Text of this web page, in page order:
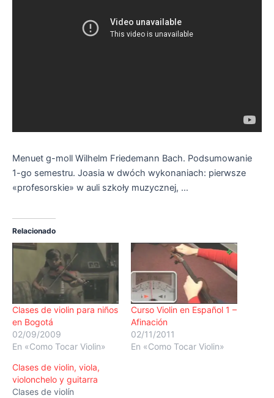
Menuet g-moll Wilhelm Friedemann Bach. Podsumowanie
1-go semestru. Joasia w dwóch wykonaniach: pierwsze
«profesorskie» w auli szkoły muzycznej, …
Relacionado
Clases de violin para niños
en Bogotá
02/09/2009
En «Como Tocar Violin»
Curso Violin en Español 1 –
Afinación
02/11/2011
En «Como Tocar Violin»
Clases de violin, viola,
violonchelo y guitarra
Clases de violín